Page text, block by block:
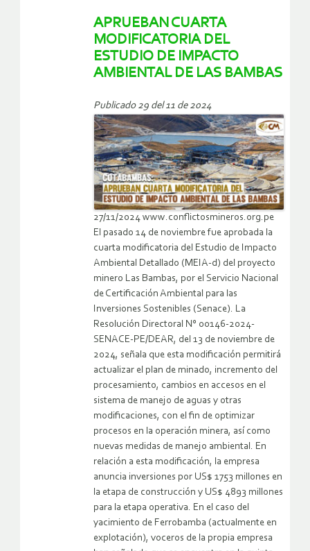
APRUEBAN CUARTA
MODIFICATORIA DEL
ESTUDIO DE IMPACTO
AMBIENTAL DE LAS BAMBAS
Publicado 29 del 11 de 2024
27/11/2024 www.conflictosmineros.org.pe
El pasado 14 de noviembre fue aprobada la
cuarta modificatoria del Estudio de Impacto
Ambiental Detallado (MEIA-d) del proyecto
minero Las Bambas, por el Servicio Nacional
de Certificación Ambiental para las
Inversiones Sostenibles (Senace). La
Resolución Directoral N° 00146-2024-
SENACE-PE/DEAR, del 13 de noviembre de
2024, señala que esta modificación permitirá
actualizar el plan de minado, incremento del
procesamiento, cambios en accesos en el
sistema de manejo de aguas y otras
modificaciones, con el fin de optimizar
procesos en la operación minera, así como
nuevas medidas de manejo ambiental. En
relación a esta modificación, la empresa
anuncia inversiones por US$ 1753 millones en
la etapa de construcción y US$ 4893 millones
para la etapa operativa. En el caso del
yacimiento de Ferrobamba (actualmente en
explotación), voceros de la propia empresa